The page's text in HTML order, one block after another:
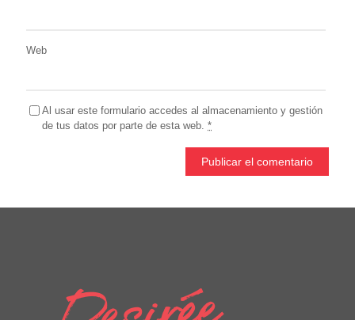
Web
Al usar este formulario accedes al almacenamiento y gestión
de tus datos por parte de esta web. *